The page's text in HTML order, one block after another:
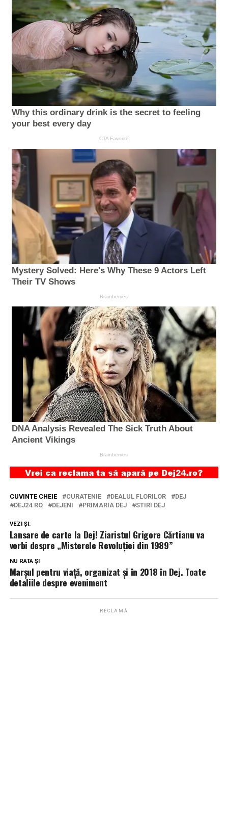
CUVINTE CHEIE CURATENIE DEALUL FLORILOR
DEJ
DEJ24.RO
DEJENI PRIMARIA DEJ STIRI DEJ
VEZI ȘI:
Lansare de carte la Dej! Ziaristul Grigore Cărtianu va
vorbi despre „Misterele Revoluției din 1989”
NU RATA ȘI
Marșul pentru viață, organizat și în 2018 în Dej. Toate
detaliile despre eveniment
RECLAMĂ